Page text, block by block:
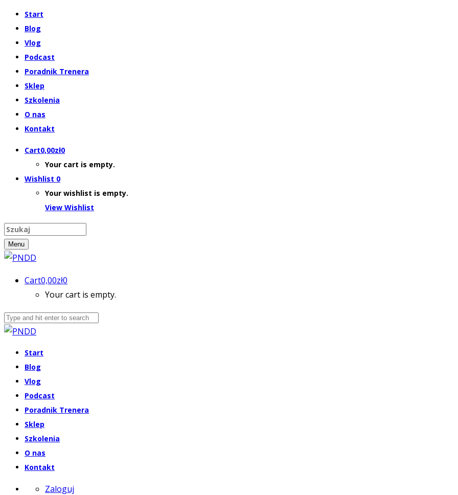
Start
Blog
Vlog
Podcast
Poradnik Trenera
Sklep
Szkolenia
O nas
Kontakt
Cart0,00zł0
Your cart is empty.
Wishlist 0
Your wishlist is empty.
View Wishlist
Menu
Cart0,00zł0
Your cart is empty.
Start
Blog
Vlog
Podcast
Poradnik Trenera
Sklep
Szkolenia
O nas
Kontakt
Zaloguj